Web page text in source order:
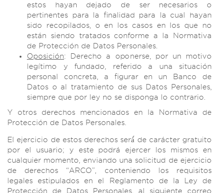
estos hayan dejado de ser necesarios o
pertinentes para la finalidad para la cual hayan
sido recopilados, o en los casos en los que no
están siendo tratados conforme a la Normativa
de Protección de Datos Personales.
Oposición: Derecho a oponerse, por un motivo
legítimo y fundado, referido a una situación
personal concreta, a figurar en un Banco de
Datos o al tratamiento de sus Datos Personales,
siempre que por ley no se disponga lo contrario.
Y otros derechos mencionados en la Normativa de
Protección de Datos Personales.
El ejercicio de estos derechos será́ de carácter gratuito
por el usuario; y este podrá ejercer los mismos en
cualquier momento, enviando una solicitud de ejercicio
de derechos “ARCO”, conteniendo los requisitos
legales estipulados en el Reglamento de la Ley de
Protección de Datos Personales, al siguiente correo